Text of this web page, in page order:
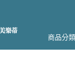
商品分類